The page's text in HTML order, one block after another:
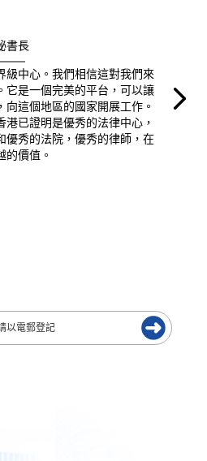
書長
級中心。我們相信這對我們來
它是一個完美的平台，可以讓
這個地區的國家開展工作。
已證明是優秀的法律中心，
優秀的法院，優秀的律師，在
的價值。